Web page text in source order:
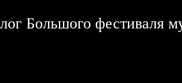
Большого фестиваля